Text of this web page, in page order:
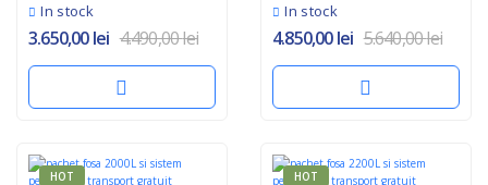
In stock
3.650,00lei 4.490,00lei
In stock
4.850,00lei 5.640,00lei
HOT
HOT